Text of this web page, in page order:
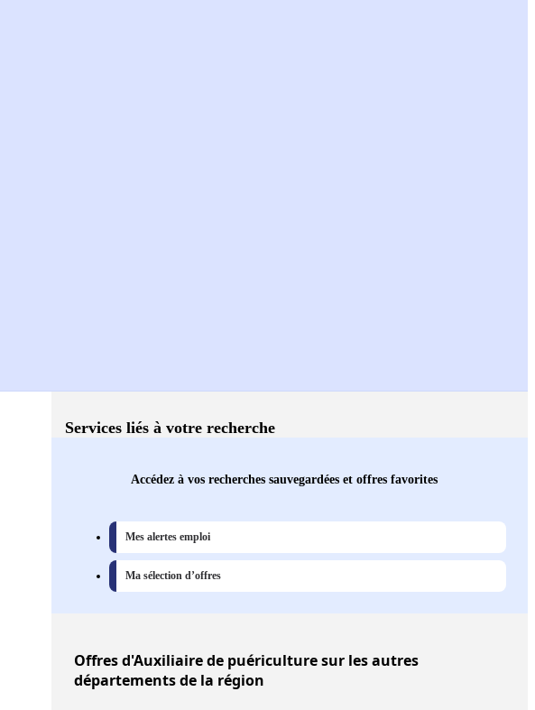
Services liés à votre recherche
Accédez à vos recherches sauvegardées et offres favorites
Mes alertes emploi
Ma sélection d’offres
Offresd'Auxiliaire de puériculture sur les autres
départements de la région